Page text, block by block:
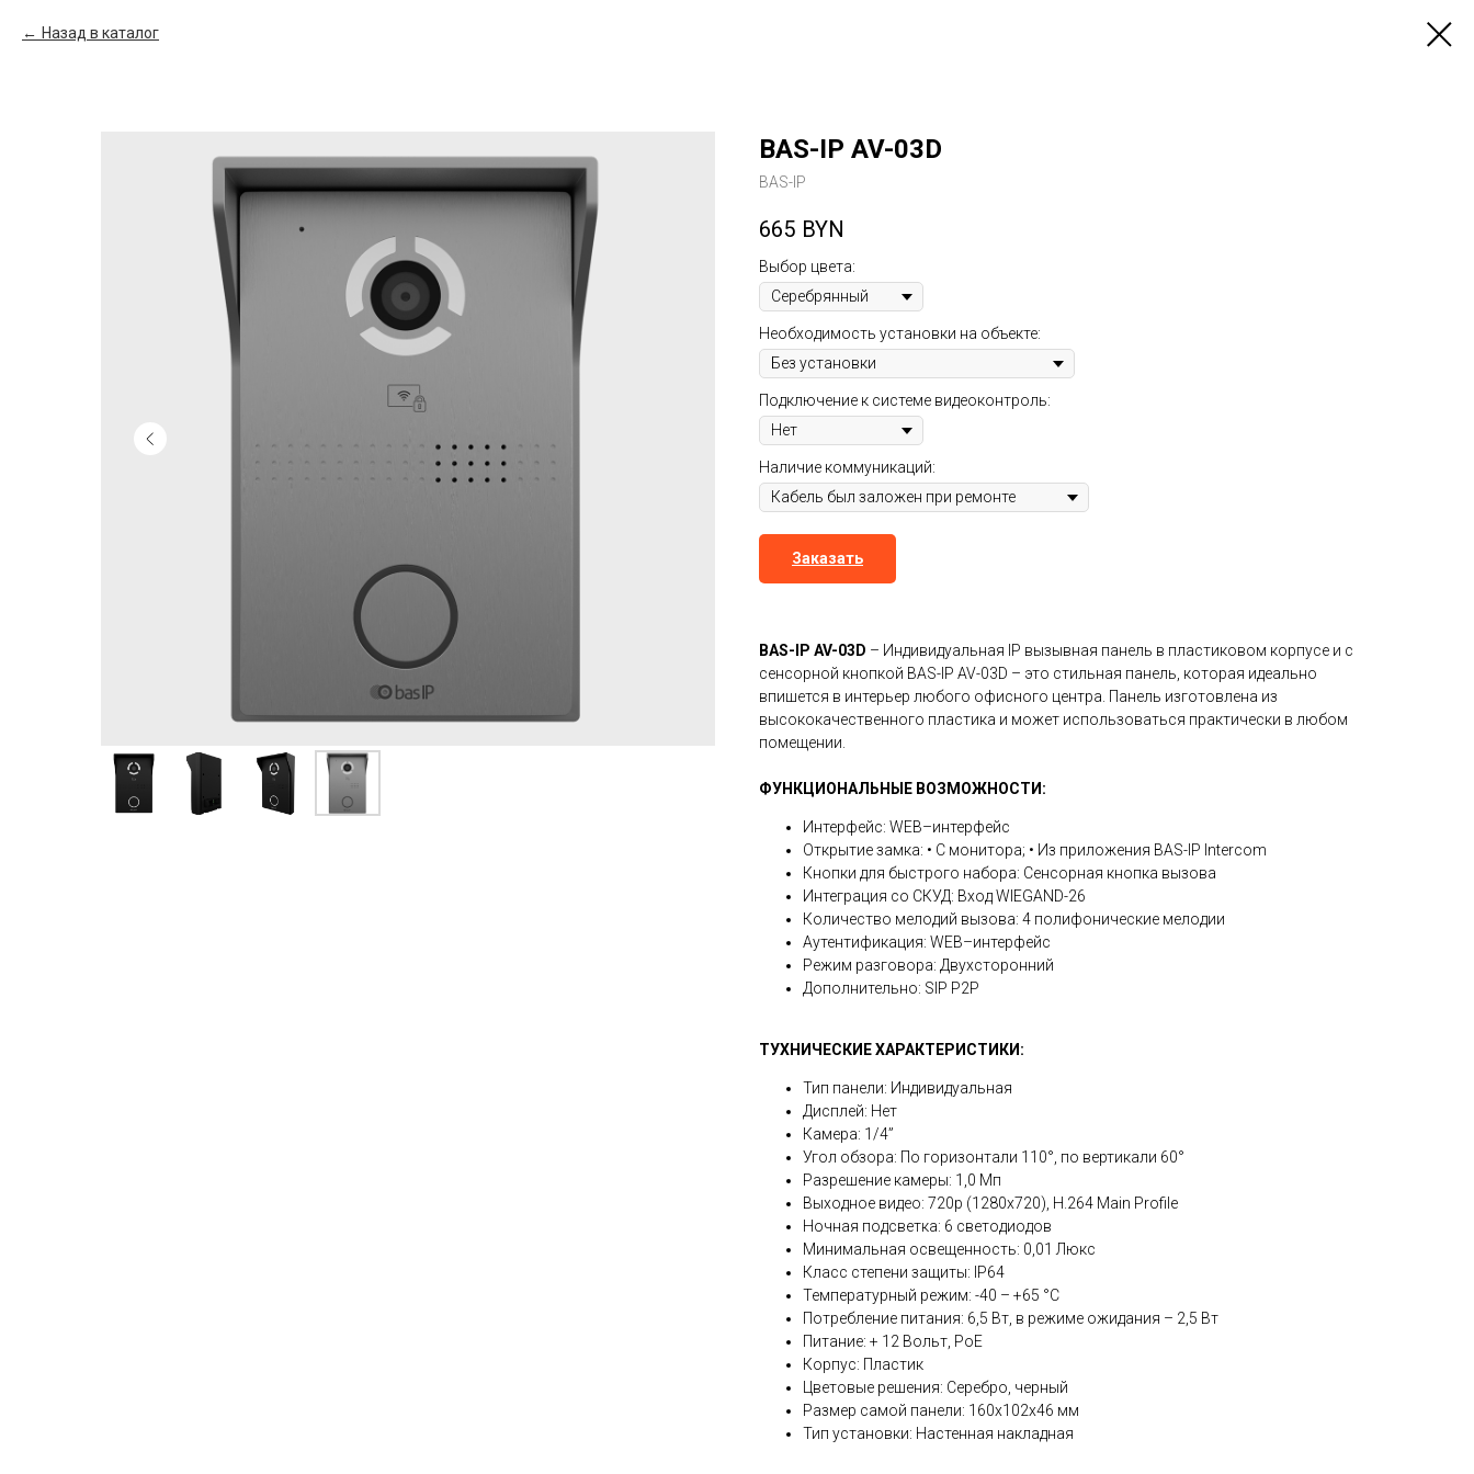
Назад в каталог
BAS-IP AV-03D
BAS-IP
665 BYN
Выбор цвета:
Необходимость установки на объекте:
Подключение к системе видеоконтроль:
Наличие коммуникаций:
Заказать
BAS-IP AV-03D – Индивидуальная IP вызывная панель в пластиковом корпусе и с
сенсорной кнопкой BAS-IP AV-03D – это стильная панель, которая идеально
впишется в интерьер любого офисного центра. Панель изготовлена из
высококачественного пластика и может использоваться практически в любом
помещении.
ФУНКЦИОНАЛЬНЫЕ ВОЗМОЖНОСТИ:
Интерфейс: WEB–интерфейс
Открытие замка: • С монитора; • Из приложения BAS-IP Intercom
Кнопки для быстрого набора: Сенсорная кнопка вызова
Интеграция со СКУД: Вход WIEGAND-26
Количество мелодий вызова: 4 полифонические мелодии
Аутентификация: WEB–интерфейс
Режим разговора: Двухсторонний
Дополнительно: SIP P2P
ТУХНИЧЕСКИЕ ХАРАКТЕРИСТИКИ:
Тип панели: Индивидуальная
Дисплей: Нет
Камера: 1/4”
Угол обзора: По горизонтали 110°, по вертикали 60°
Разрешение камеры: 1,0 Мп
Выходное видео: 720p (1280x720), H.264 Main Profile
Ночная подсветка: 6 светодиодов
Минимальная освещенность: 0,01 Люкс
Класс степени защиты: IP64
Температурный режим: -40 – +65 °С
Потребление питания: 6,5 Вт, в режиме ожидания – 2,5 Вт
Питание: + 12 Вольт, PoE
Корпус: Пластик
Цветовые решения: Серебро, черный
Размер самой панели: 160x102x46 мм
Тип установки: Настенная накладная